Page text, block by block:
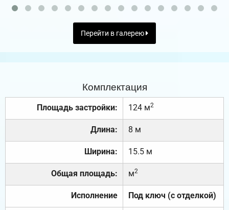
Перейти в галерею
Комплектация
Площадь застройки: 124 м2
Длина: 8 м
Ширина: 15.5 м
Общая площадь: м2
Исполнение Под ключ (с отделкой)